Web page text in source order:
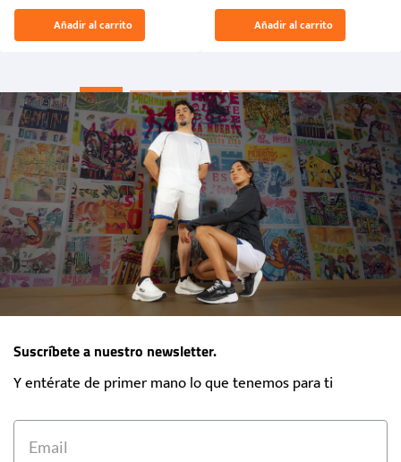
El Rugido del Sol Naciente:
“Primeros para la Et...
Añadir al carrito Añadir al carrito
Suscríbete a nuestro newsletter.
Y entérate de primer mano lo que tenemos para ti